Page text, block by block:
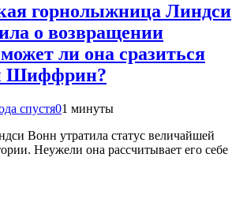
горнолыжница Линдси
о возвращении
ли она сразиться
Шиффрин?
спустя01 минуты
Вонн утратила статус величайшей
Неужели она рассчитывает его себе